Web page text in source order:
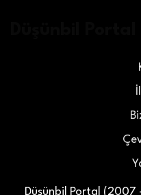
Düşünbil Portal (2007